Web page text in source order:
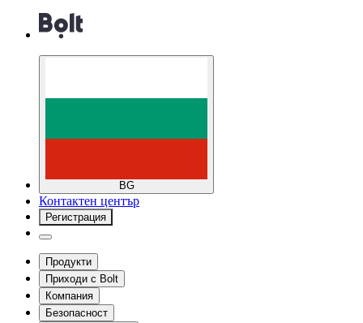
BG
Контактен център
Регистрация
Продукти
Приходи с Bolt
Компания
Безопасност